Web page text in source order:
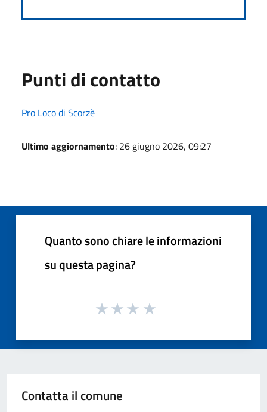
Punti di contatto
Pro Loco di Scorzè
Ultimo aggiornamento: 26 giugno 2026, 09:27
Quanto sono chiare le informazioni
su questa pagina?
Contatta il comune